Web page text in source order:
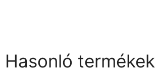
Hasonló termékek